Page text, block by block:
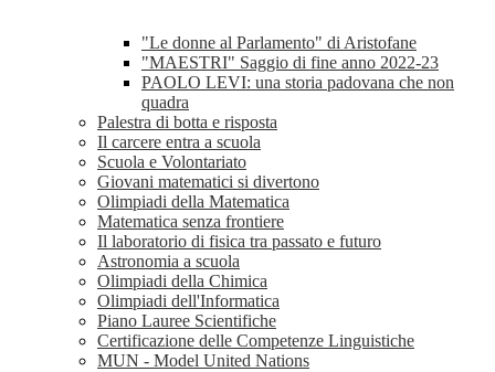
"Le donne al Parlamento" di Aristofane
"MAESTRI" Saggio di fine anno 2022-23
PAOLO LEVI: una storia padovana che non
quadra
Palestra di botta e risposta
Il carcere entra a scuola
Scuola e Volontariato
Giovani matematici si divertono
Olimpiadi della Matematica
Matematica senza frontiere
Il laboratorio di fisica tra passato e futuro
Astronomia a scuola
Olimpiadi della Chimica
Olimpiadi dell'Informatica
Piano Lauree Scientifiche
Certificazione delle Competenze Linguistiche
MUN - Model United Nations